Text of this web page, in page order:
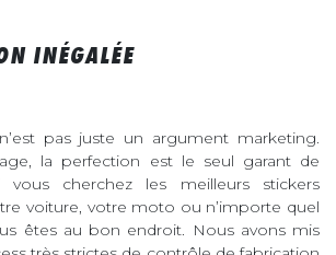
INÉGALÉE
pas juste un argument marketing.
la perfection est le seul garant de
vous cherchez les meilleurs stickers
voiture, votre moto ou n’importe quel
êtes au bon endroit. Nous avons mis